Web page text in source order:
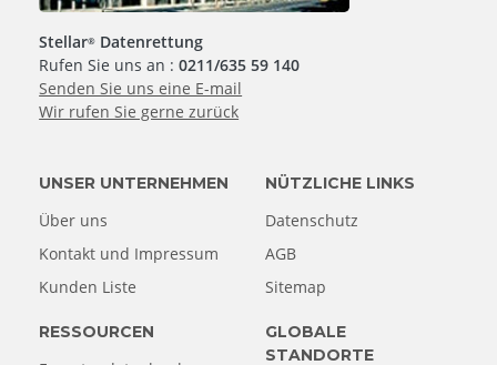
Stellar® Datenrettung
Rufen Sie uns an :0211/635 59 140
Senden Sie uns eine E-mail
Wir rufen Sie gerne zurück
UNSER UNTERNEHMEN
Über uns
Kontakt und Impressum
Kunden Liste
NÜTZLICHE LINKS
Datenschutz
AGB
Sitemap
RESSOURCEN
GLOBALE
STANDORTE